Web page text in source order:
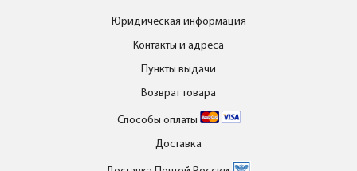
Юридическая информация
Контакты и адреса
Пункты выдачи
Возврат товара
Способы оплаты
Доставка